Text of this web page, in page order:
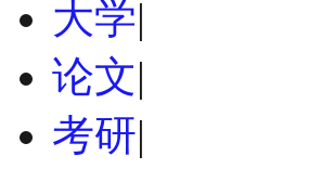
大学|
论文|
考研|